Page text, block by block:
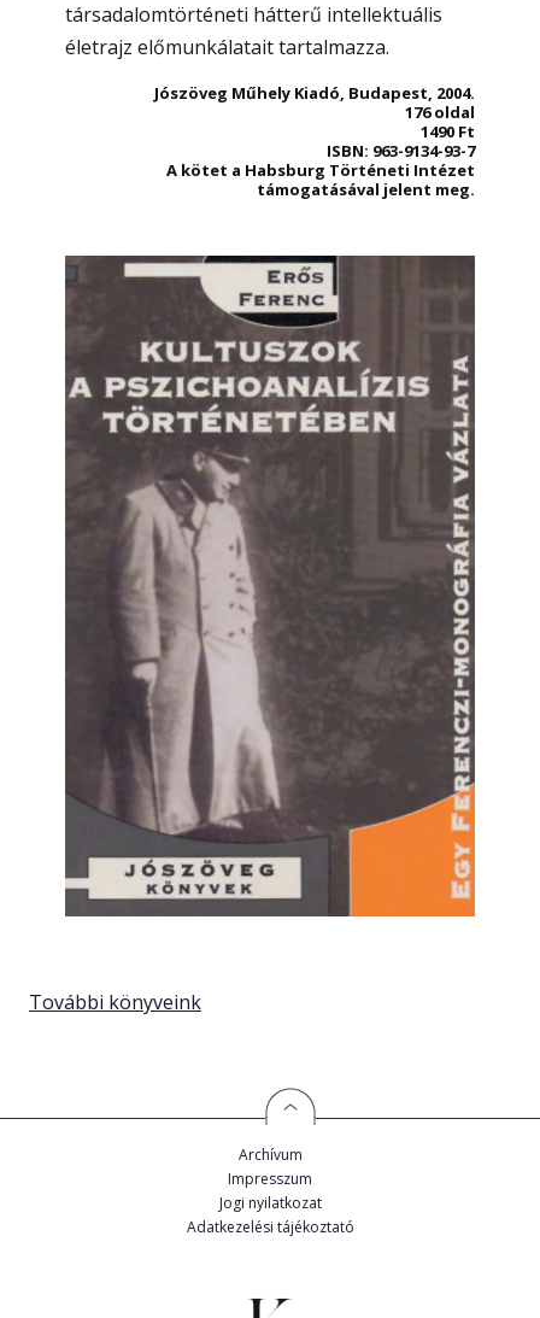
társadalomtörténeti hátterű intellektuális
életrajz előmunkálatait tartalmazza.
Jószöveg Műhely Kiadó, Budapest, 2004.
176 oldal
1490 Ft
ISBN: 963-9134-93-7
A kötet a Habsburg Történeti Intézet
támogatásával jelent meg.
További könyveink
Archívum
Impresszum
Jogi nyilatkozat
Adatkezelési tájékoztató